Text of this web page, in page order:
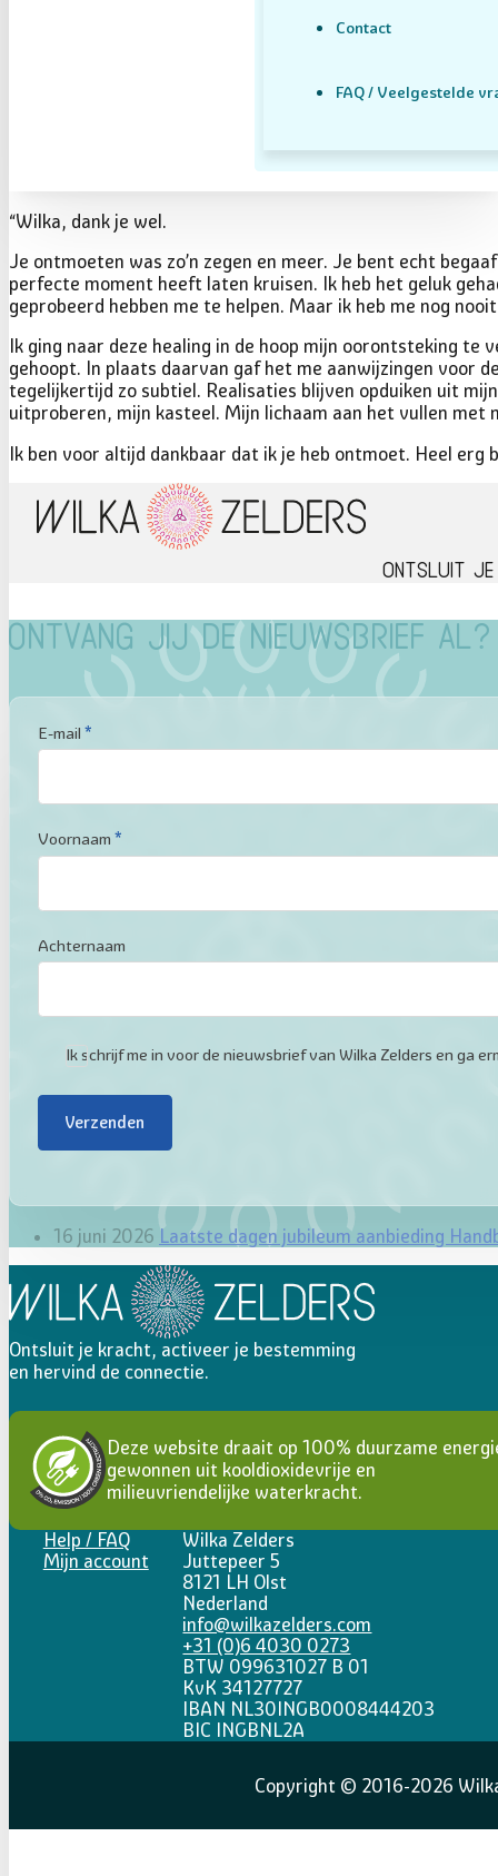
Contact
FAQ / Veelgestelde
“Wilka, dank je wel.
Je ontmoeten was zo’n zegen en meer. Je bent echt
perfecte moment heeft laten kruisen. Ik heb het geluk
geprobeerd hebben me te helpen. Maar ik heb me nog
Ik ging naar deze healing in de hoop mijn oorontsteking
gehoopt. In plaats daarvan gaf het me aanwijzingen voor
tegelijkertijd zo subtiel. Realisaties blijven opduiken uit
uitproberen, mijn kasteel. Mijn lichaam aan het vullen met
Ik ben voor altijd dankbaar dat ik je heb ontmoet. Heel erg
Ontsluit je
Ontvang jij de nieuwsbrief al?
Sectie
E-mail *
Voornaam *
Achternaam
Ik schrijf me in voor de nieuwsbrief van Wilka Zelders en ga
Verzenden
16 juni 2026 Laatste dagen jubileum aanbieding
Ontsluit je kracht, activeer je bestemming
en hervind de connectie.
Deze website draait op 100% duurzame
gewonnen uit kooldioxidevrije en
milieuvriendelijke waterkracht.
Help / FAQ
Mijn account
Wilka Zelders
Juttepeer 5
8121 LH Olst
Nederland
info@wilkazelders.com
+31 (0)6 4030 0273
BTW 099631027 B 01
KvK 34127727
IBAN NL30INGB0008444203
BIC INGBNL2A
Copyright © 2016-2026